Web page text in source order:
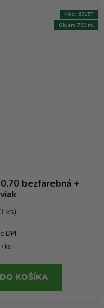
bezfarebná +
ks)
DPH
/ ks
DO KOŠÍKA
Objem 700 ml
Kód: 6915T